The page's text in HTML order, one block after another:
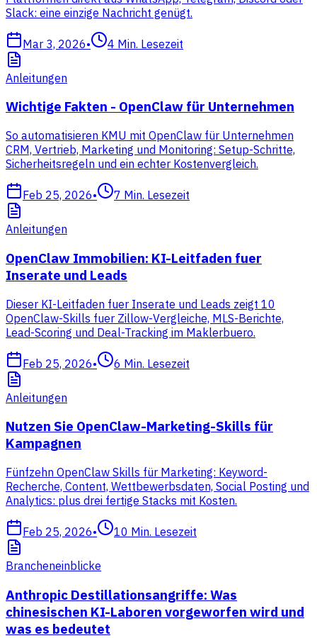
Slack: eine einzige Nachricht genügt.
Mar 3, 2026• 4 Min. Lesezeit
Anleitungen
Wichtige Fakten - OpenClaw für Unternehmen
So automatisieren KMU mit OpenClaw für Unternehmen
CRM, Vertrieb, Marketing und Monitoring: Setup-Schritte,
Sicherheitsregeln und ein echter Kostenvergleich.
Feb 25, 2026• 7 Min. Lesezeit
Anleitungen
OpenClaw Immobilien: KI-Leitfaden fuer
Inserate und Leads
Dieser KI-Leitfaden fuer Inserate und Leads zeigt 10
OpenClaw-Skills fuer Zillow-Vergleiche, MLS-Berichte,
Lead-Scoring und Deal-Tracking im Maklerbuero.
Feb 25, 2026• 6 Min. Lesezeit
Anleitungen
Nutzen Sie OpenClaw-Marketing-Skills für
Kampagnen
Fünfzehn OpenClaw Skills für Marketing: Keyword-
Recherche, Content, Wettbewerbsdaten, Social Posting und
Analytics: plus drei fertige Stacks mit Kosten.
Feb 25, 2026• 10 Min. Lesezeit
Brancheneinblicke
Anthropic Destillationsangriffe: Was
chinesischen KI-Laboren vorgeworfen wird und
was es bedeutet